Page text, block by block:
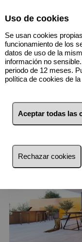
21 Inmuebles
Menos reciente
Caros
Pequeños
Uso de cookies
Se usan cookies
funcionamiento de los
datos de uso de la
información no
periodo de 12 meses.
política de cookies de
Aceptar todas las
Rechazar cookies